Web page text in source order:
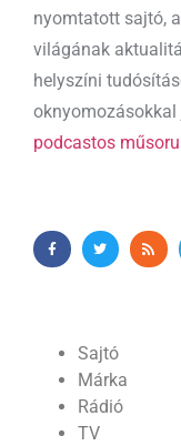
nyomtatott sajtó,
világának
helyszíni
oknyomozásokkal
podcastos
Sajtó
Márka
Rádió
TV